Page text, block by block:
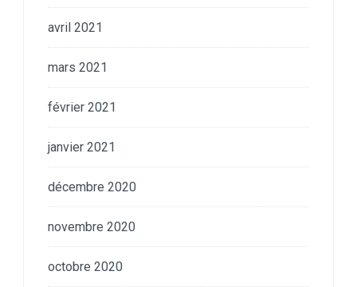
avril 2021
mars 2021
février 2021
janvier 2021
décembre 2020
novembre 2020
octobre 2020